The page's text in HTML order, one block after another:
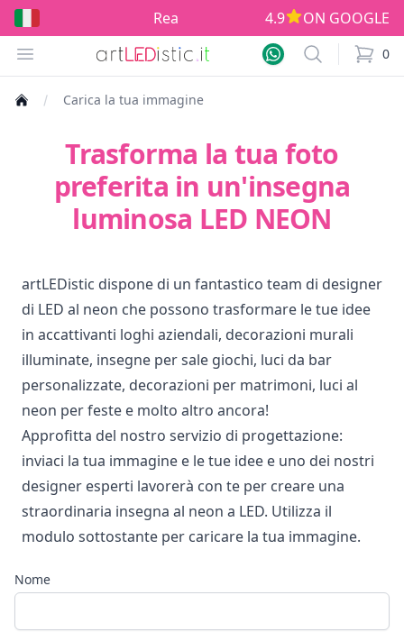
Realizzati in Europe!4.9
ON GOOGLE
Open menu
Search 0
items
Carica la tua immagine
Trasforma la tua foto
preferita in un'insegna
luminosa LED NEON
artLEDistic dispone di un fantastico team di designer
di LED al neon che possono trasformare le tue idee
in accattivanti loghi aziendali, decorazioni murali
illuminate, insegne per sale giochi, luci da bar
personalizzate, decorazioni per matrimoni, luci al
neon per feste e molto altro ancora!
Approfitta del nostro servizio di progettazione:
inviaci la tua immagine e le tue idee e uno dei nostri
designer esperti lavorerà con te per creare una
straordinaria insegna al neon a LED. Utilizza il
modulo sottostante per caricare la tua immagine.
Nome